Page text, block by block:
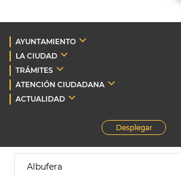
AYUNTAMIENTO
LA CIUDAD
TRÁMITES
ATENCIÓN CIUDADANA
ACTUALIDAD
Desplegar
Albufera